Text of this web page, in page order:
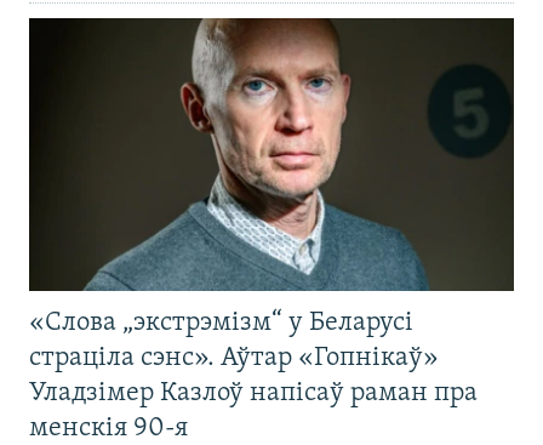
«Слова „экстрэмізм“ у Беларусі
страціла сэнс». Аўтар «Гопнікаў»
Уладзімер Казлоў напісаў раман пра
менскія 90-я